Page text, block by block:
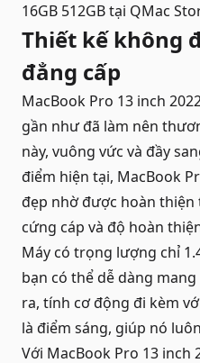
16GB 512GBtại QMac
Thiết kế không
đẳng cấp
MacBook Pro 13 inch
gần như đã làm nên
này, vuông vức và đầy
điểm hiện tại, MacBook
đẹp nhờ được hoàn
cứng cáp và độ hoàn
Máy có trọng lượng chỉ
bạn có thể dễ dàng
ra, tính cơ động đi kèm
là điểm sáng, giúp nó
Với MacBook Pro 13 inch